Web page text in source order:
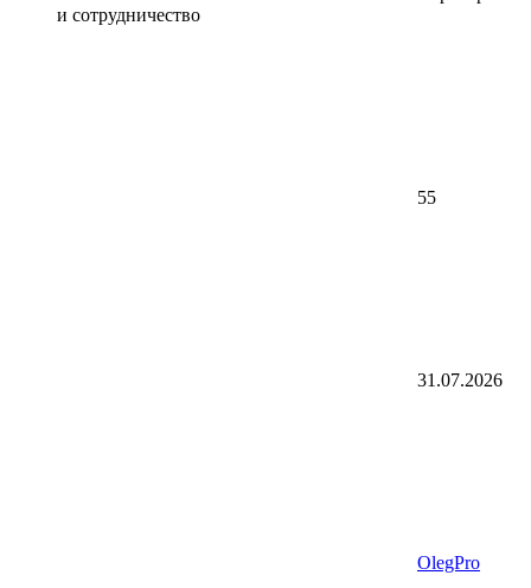
и сотрудничество
55
31.07.2026
OlegPro